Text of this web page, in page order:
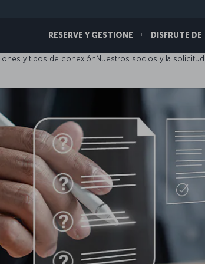
RESERVE Y GESTIONE DISFRUTE DE
y tipos de conexiónNuestros socios y la solicitud